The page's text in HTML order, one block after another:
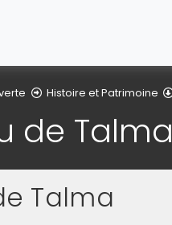
Histoire et Patrimoine
de Talma
Talma